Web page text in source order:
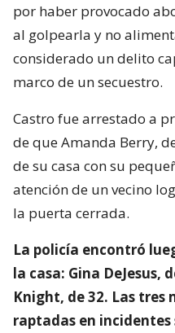
por haber provocado
al golpearla y no
considerado un delito
marco de un secuestro.
Castro fue arrestado a
de que Amanda Berry,
de su casa con su
atención de un vecino
la puerta cerrada.
La policía encontró
la casa: Gina DeJesus,
Knight, de 32. Las tres
raptadas en incidentes